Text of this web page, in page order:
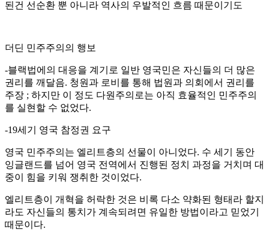
된건 선순환 뿐 아니라 역사의 우발적인 흐름 때문이기도
더딘 민주주의의 행보
-블랙법에의 대응을 계기로 일반 영국민은 자신들의 더 많은
권리를 깨달음. 청원과 로비를 통해 법원과 의회에서 권리를
주장 ; 하지만 이 정도 다원주의로는 아직 효율적인 민주주의
를 실현할 수 없었다.
-19세기 영국 참정권 요구
영국 민주주의는 엘리트층의 선물이 아니었다. 수 세기 동안
잉글랜드를 넘어 영국 전역에서 진행된 정치 과정을 거치며 대
중이 힘을 키워 쟁취한 것이었다.
엘리트층이 개혁을 허락한 것은 비록 다소 약화된 형태라 할지
라도 자신들의 통치가 계속되려면 유일한 방법이라고 믿었기
때문이다.